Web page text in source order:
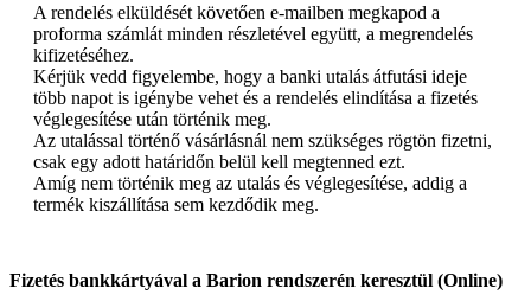
A rendelés elküldését követően e-mailben megkapod a
proforma számlát minden részletével együtt, a megrendelés
kifizetéséhez.
Kérjük vedd figyelembe, hogy a banki utalás átfutási ideje
több napot is igénybe vehet és a rendelés elindítása a fizetés
véglegesítése után történik meg.
Az utalással történő vásárlásnál nem szükséges rögtön fizetni,
csak egy adott határidőn belül kell megtenned ezt.
Amíg nem történik meg az utalás és véglegesítése, addig a
termék kiszállítása sem kezdődik meg.
Fizetés bankkártyával a Barion rendszerén keresztül (Online)